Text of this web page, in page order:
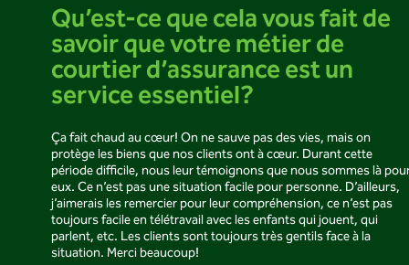
Qu’est-ce que cela vous fait de
savoir que votre métier de
courtier d’assurance est un
service essentiel?
Ça fait chaud au cœur! On ne sauve pas des vies, mais on
protège les biens que nos clients ont à cœur. Durant cette
période difficile, nous leur témoignons que nous sommes là
eux. Ce n’est pas une situation facile pour personne. D’ailleurs,
j’aimerais les remercier pour leur compréhension, ce n’est pas
toujours facile en télétravail avec les enfants qui jouent, qui
parlent, etc. Les clients sont toujours très gentils face à la
situation. Merci beaucoup!